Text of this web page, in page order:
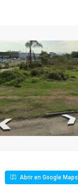
Abrir en Google Maps